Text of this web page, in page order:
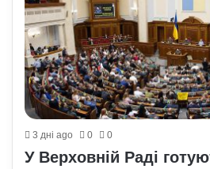
3 дні ago 0 0
У Верховній Раді